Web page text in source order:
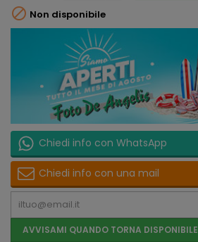
 Non disponibile
Chiedi info con WhatsApp
Chiedi info con una mail
AVVISAMI QUANDO TORNA DISPONIBILE